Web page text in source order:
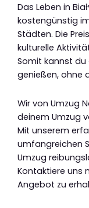
Das Leben in
kostengünstig
Städten. Die
kulturelle
Somit kannst du
genießen, ohne
Wir von Umzug
deinem Umzug
Mit unserem
umfangreichen
Umzug
Kontaktiere uns
Angebot zu